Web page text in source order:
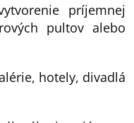
príjemnej
pultov alebo
hotely, divadlá